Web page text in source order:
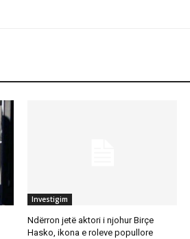
Investigim
Ndërron jetë aktori i njohur Birçe
Hasko, ikona e roleve popullore